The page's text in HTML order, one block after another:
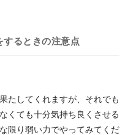
するときの注意点
たしてくれますが、それでも
くても十分気持ち良くさせる
限り弱い力でやってみてくだ